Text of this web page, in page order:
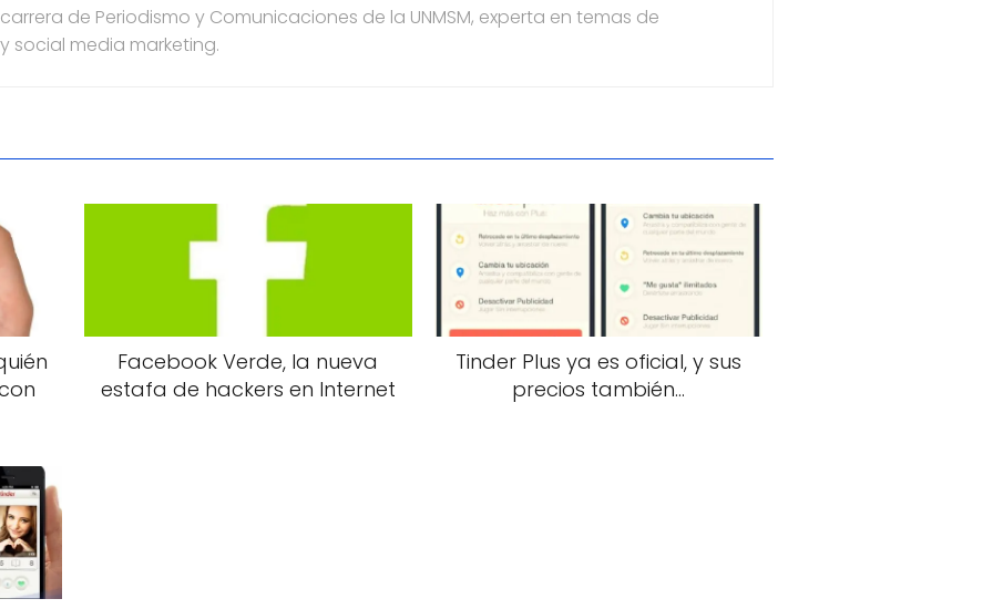
de Periodismo y Comunicaciones de la UNMSM, experta en temas de
social media marketing.
Facebook Verde, la nueva
estafa de hackers en Internet
Tinder Plus ya es oficial, y sus
precios también…